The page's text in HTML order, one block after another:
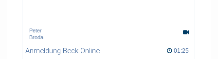
Peter
Broda
Anmeldung Beck-Online 01:25
01:25 duration